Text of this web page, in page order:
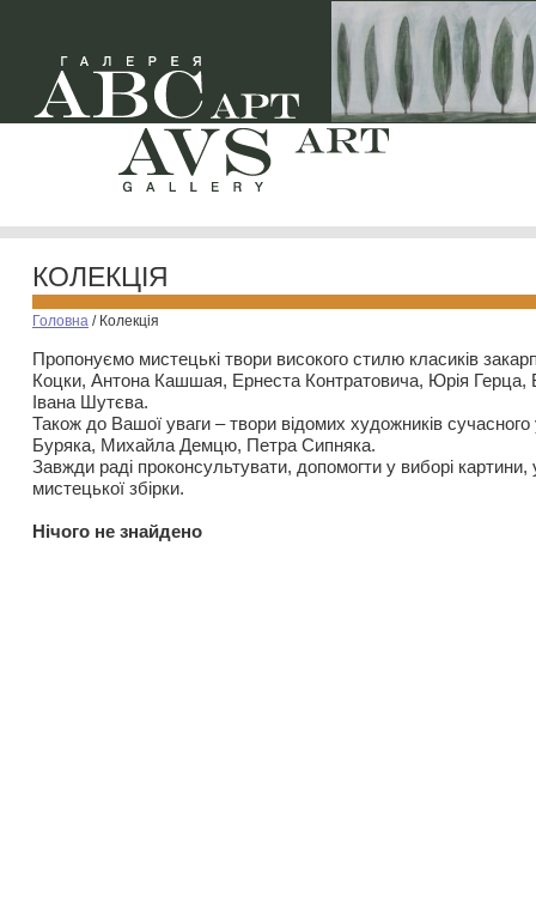
КОЛЕКЦІЯ
Головна / Колекція
Пропонуємо мистецькі твори високого стилю класиків
Коцки, Антона Кашшая, Ернеста Контратовича, Юрія
Івана Шутєва.
Також до Вашої уваги – твори відомих художників
Буряка, Михайла Демцю, Петра Сипняка.
Завжди раді проконсультувати, допомогти у виборі картини,
мистецької збірки.
Нiчого не знайдено